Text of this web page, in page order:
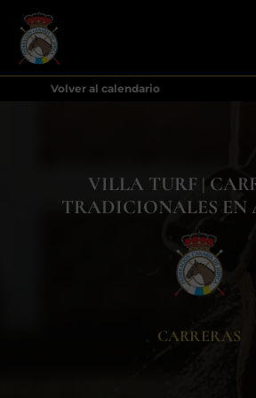
Volver al calendario
VILLA TURF |
TRADICIONALES EN
CARRERAS